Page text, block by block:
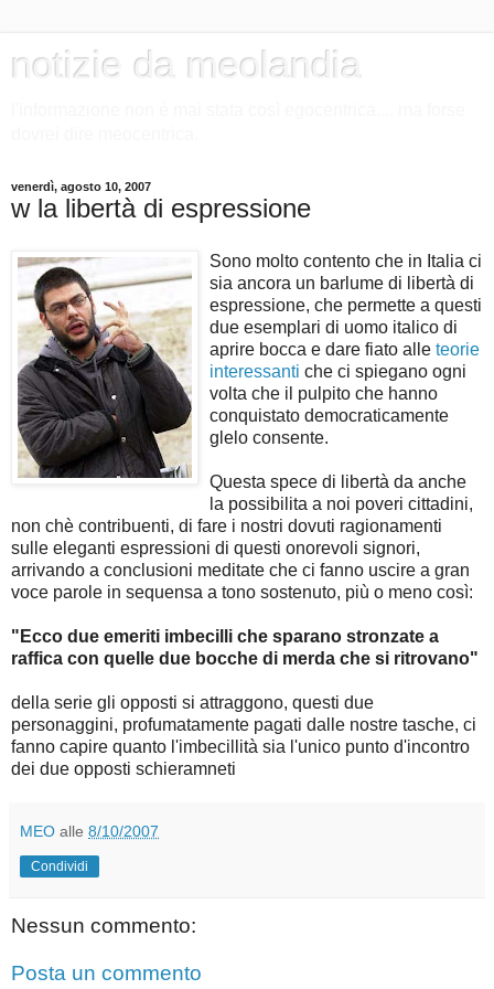
notizie da meolandia
venerdì, agosto 10, 2007
w la libertà di espressione
Sono molto contento che in Italia ci
sia ancora un barlume di libertà di
espressione, che permette a questi
due esemplari di uomo italico di
aprire bocca e dare fiato alle teorie
interessanti che ci spiegano ogni
volta che il pulpito che hanno
conquistato democraticamente
glelo consente.
Questa spece di libertà da anche
la possibilita a noi poveri cittadini,
non chè contribuenti, di fare i nostri dovuti ragionamenti
sulle eleganti espressioni di questi onorevoli signori,
arrivando a conclusioni meditate che ci fanno uscire a gran
voce parole in sequensa a tono sostenuto, più o meno così:
"Ecco due emeriti imbecilli che sparano stronzate a
raffica con quelle due bocche di merda che si ritrovano"
della serie gli opposti si attraggono, questi due
personaggini, profumatamente pagati dalle nostre tasche, ci
fanno capire quanto l'imbecillità sia l'unico punto d'incontro
dei due opposti schieramneti
MEO alle 8/10/2007
Condividi
Nessun commento:
Posta un commento